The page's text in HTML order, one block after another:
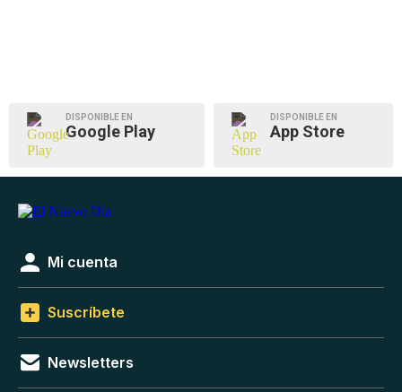
DISPONIBLE EN
Google Play
DISPONIBLE EN
App Store
Mi cuenta
Suscríbete
Newsletters